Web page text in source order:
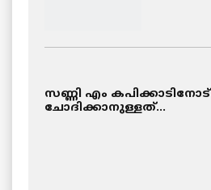
സണ്ണി എം കപിക്കാടിനോട്
ചോദിക്കാനുള്ളത്…